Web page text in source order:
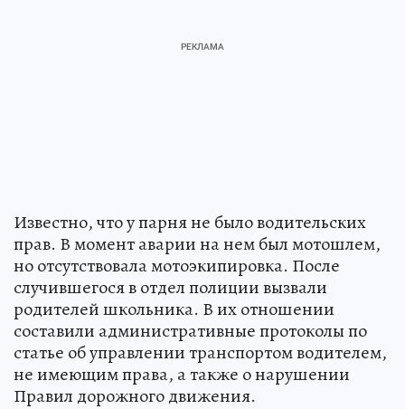
Известно, что у парня не было водительских
прав. В момент аварии на нем был мотошлем,
но отсутствовала мотоэкипировка. После
случившегося в отдел полиции вызвали
родителей школьника. В их отношении
составили административные протоколы по
статье об управлении транспортом водителем,
не имеющим права, а также о нарушении
Правил дорожного движения.